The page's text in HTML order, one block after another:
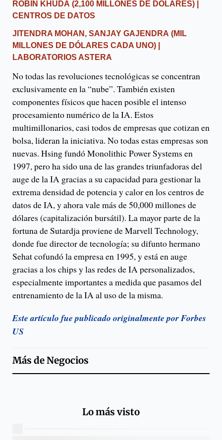
ROBIN KHUDA (2,100 MILLONES DE DÓLARES) |
CENTROS DE DATOS
JITENDRA MOHAN, SANJAY GAJENDRA (MIL
MILLONES DE DÓLARES CADA UNO) |
LABORATORIOS ASTERA
No todas las revoluciones tecnológicas se concentran
exclusivamente en la “nube”. También existen
componentes físicos que hacen posible el intenso
procesamiento numérico de la IA. Estos
multimillonarios, casi todos de empresas que cotizan en
bolsa, lideran la iniciativa. No todas estas empresas son
nuevas. Hsing fundó Monolithic Power Systems en
1997, pero ha sido una de las grandes triunfadoras del
auge de la IA gracias a su capacidad para gestionar la
extrema densidad de potencia y calor en los centros de
datos de IA, y ahora vale más de 50,000 millones de
dólares (capitalización bursátil). La mayor parte de la
fortuna de Sutardja proviene de Marvell Technology,
donde fue director de tecnología; su difunto hermano
Sehat cofundó la empresa en 1995, y está en auge
gracias a los chips y las redes de IA personalizados,
especialmente importantes a medida que pasamos del
entrenamiento de la IA al uso de la misma.
Este artículo fue publicado originalmente por Forbes
US
Más deNegocios
Lo más visto